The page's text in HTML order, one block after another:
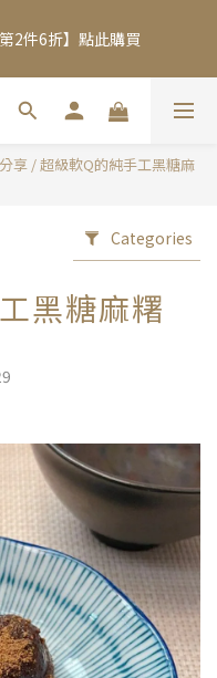
2件6折】點此購買
領現折！點我立即加入領
享 /超級軟Q的純手工黑糖麻
Categories
黑糖麻糬